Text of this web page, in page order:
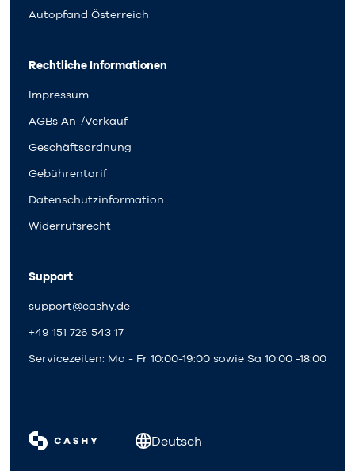
Autopfand Österreich
Rechtliche Informationen
Impressum
AGBs An-/Verkauf
Geschäftsordnung
Gebührentarif
Datenschutzinformation
Widerrufsrecht
Support
support@cashy.de
+49 151 726 543 17
Servicezeiten: Mo - Fr 10:00-19:00 sowie Sa 10:00 -18:00
Deutsch